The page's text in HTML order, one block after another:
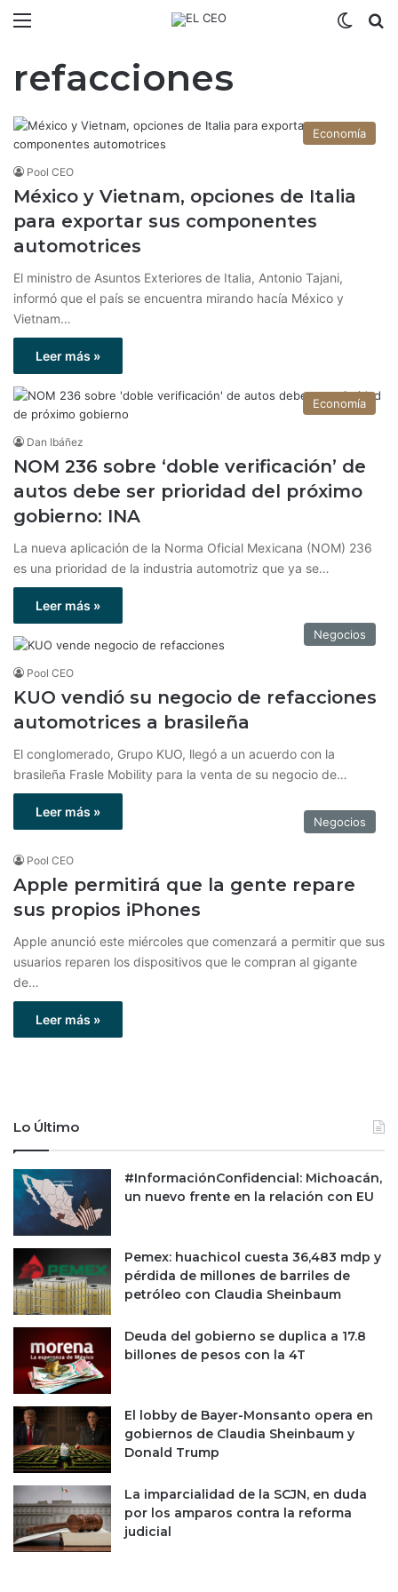
refacciones
Economía
Pool CEO
México y Vietnam, opciones de Italia
para exportar sus componentes
automotrices
El ministro de Asuntos Exteriores de Italia, Antonio Tajani,
informó que el país se encuentra mirando hacía México y
Vietnam…
Leer más »
Economía
Dan Ibáñez
NOM 236 sobre ‘doble verificación’ de
autos debe ser prioridad del próximo
gobierno: INA
La nueva aplicación de la Norma Oficial Mexicana (NOM) 236
es una prioridad de la industria automotriz que ya se…
Leer más »
Negocios
Pool CEO
KUO vendió su negocio de refacciones
automotrices a brasileña
El conglomerado, Grupo KUO, llegó a un acuerdo con la
brasileña Frasle Mobility para la venta de su negocio de…
Leer más »
Negocios
Pool CEO
Apple permitirá que la gente repare
sus propios iPhones
Apple anunció este miércoles que comenzará a permitir que sus
usuarios reparen los dispositivos que le compran al gigante
de…
Leer más »
Lo Último
#InformaciónConfidencial: Michoacán,
un nuevo frente en la relación con EU
Pemex: huachicol cuesta 36,483 mdp y
pérdida de millones de barriles de
petróleo con Claudia Sheinbaum
Deuda del gobierno se duplica a 17.8
billones de pesos con la 4T
El lobby de Bayer-Monsanto opera en
gobiernos de Claudia Sheinbaum y
Donald Trump
La imparcialidad de la SCJN, en duda
por los amparos contra la reforma
judicial